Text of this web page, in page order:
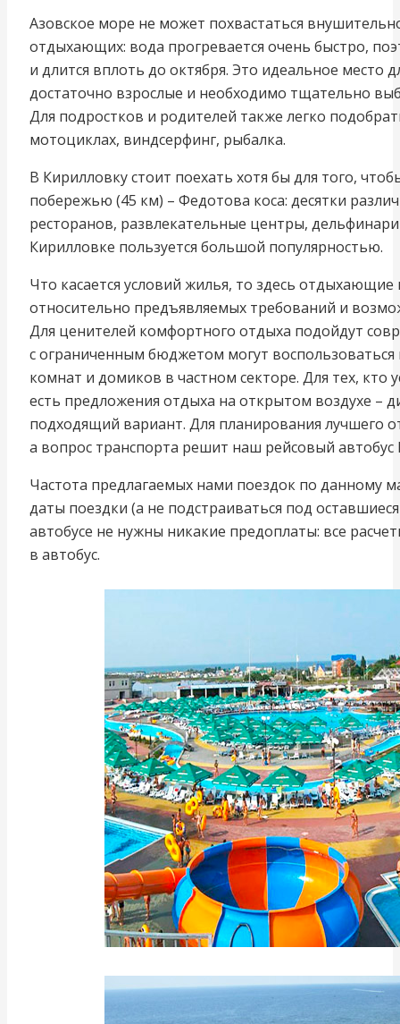
Азовское море не может похвастаться
отдыхающих: вода прогревается очень быстро,
и длится вплоть до октября. Это идеальное место
достаточно взрослые и необходимо тщательно
Для подростков и родителей также легко
мотоциклах, виндсерфинг, рыбалка.
В Кирилловку стоит поехать хотя бы для того,
побережью (45 км) – Федотова коса: десятки
ресторанов, развлекательные центры,
Кирилловке пользуется большой популярностью.
Что касается условий жилья, то здесь
относительно предъявляемых требований и
Для ценителей комфортного отдыха подойдут
с ограниченным бюджетом могут
комнат и домиков в частном секторе. Для тех, кто
есть предложения отдыха на открытом воздухе –
подходящий вариант. Для планирования лучшего
а вопрос транспорта решит наш рейсовый
Частота предлагаемых нами поездок по данному
даты поездки (а не подстраиваться под
автобусе не нужны никакие предоплаты: все
в автобус.